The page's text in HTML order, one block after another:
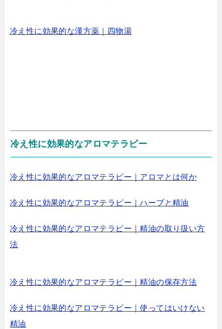
冷え性に効果的な漢方薬｜四物湯
冷え性に効果的なアロマテラピー
冷え性に効果的なアロマテラピー｜アロマとは何か
冷え性に効果的なアロマテラピー｜ハーブと精油
冷え性に効果的なアロマテラピー｜精油の取り扱い方
法
冷え性に効果的なアロマテラピー｜精油の保存方法
冷え性に効果的なアロマテラピー｜使ってはいけない
精油